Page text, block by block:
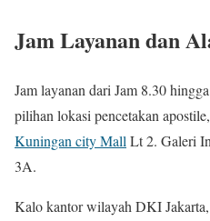
Jam Layanan dan
Jam layanan dari Jam 8.30
pilihan lokasi pencetakan
Kuningan city Mall Lt 2. Galeri
3A.
Kalo kantor wilayah DKI